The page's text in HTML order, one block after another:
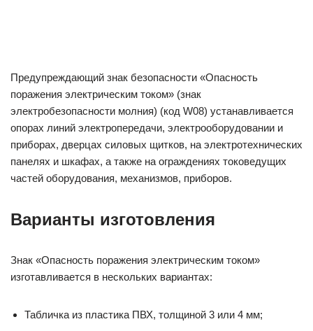
Предупреждающий знак безопасности «Опасность
поражения электрическим током» (знак
электробезопасности молния) (код W08) устанавливается
опорах линий электропередачи, электрооборудовании и
приборах, дверцах силовых щитков, на электротехнических
панелях и шкафах, а также на ограждениях токоведущих
частей оборудования, механизмов, приборов.
Варианты изготовления
Знак «Опасность поражения электрическим током»
изготавливается в нескольких вариантах:
Табличка из пластика ПВХ, толщиной 3 или 4 мм;